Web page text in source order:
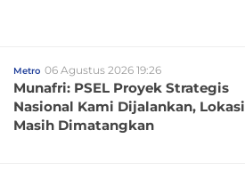
Metro 06 Agustus 2026 19:26
Munafri: PSEL Proyek Strategis
Nasional Kami Dijalankan, Lokasi
Masih Dimatangkan